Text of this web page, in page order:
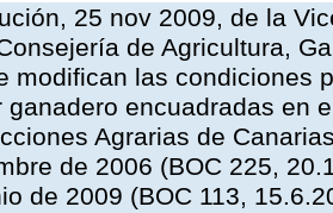
25 nov 2009, de la
de Agricultura,
modifican las condiciones
ganadero encuadradas en
Agrarias de
de 2006 (BOC 225,
de 2009 (BOC 113,